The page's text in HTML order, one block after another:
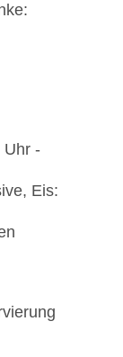
Uhr -
Eis: